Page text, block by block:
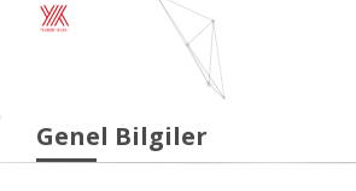
Genel Bilgiler